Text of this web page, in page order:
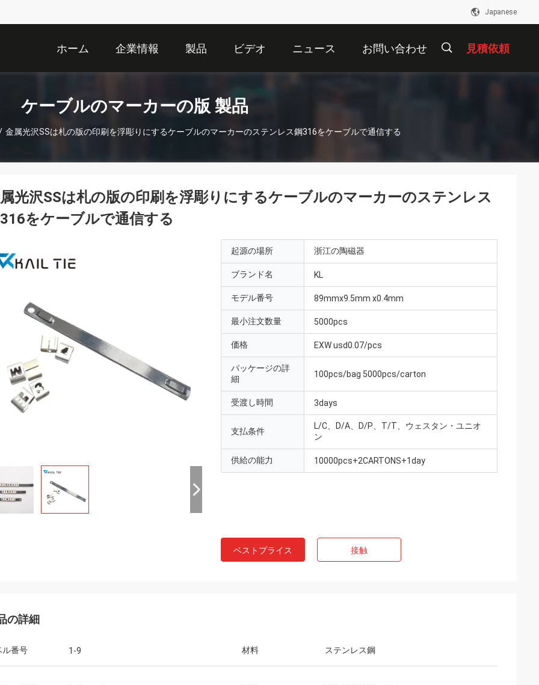
Japanese
ホーム 企業情報 製品 ビデオ ニュース お問い合わせ 見積依頼
ケーブルのマーカーの版 製品
金属光沢SSは札の版の印刷を浮彫りにするケーブルのマーカーのステンレス鋼316をケーブルで通信する
光沢SSは札の版の印刷を浮彫りにするケーブルのマーカーのステンレス
をケーブルで通信する
起源の場所 浙江の陶磁器
ブランド名 KL
モデル番号 89mmx9.5mm x0.4mm
最小注文数量 5000pcs
価格 EXW usd0.07/pcs
パッケージの詳
細
100pcs/bag 5000pcs/carton
受渡し時間 3days
支払条件
L/C、D/A、D/P、T/T、ウェスタン・ユニオ
ン
供給の能力 10000pcs+2CARTONS+1day
ベストプライス 接触
の詳細
ル番号 1-9 材料 ステンレス鋼